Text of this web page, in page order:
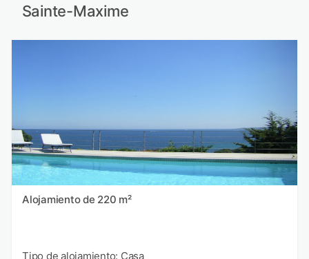
Sainte-Maxime
Alojamiento de 220 m²
Tipo de alojamiento: Casa